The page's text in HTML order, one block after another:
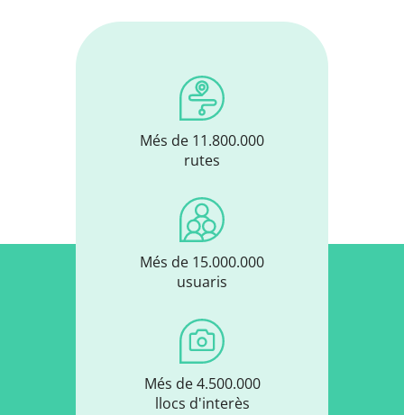
Més de 11.800.000
rutes
Més de 15.000.000
usuaris
Més de 4.500.000
llocs d'interès